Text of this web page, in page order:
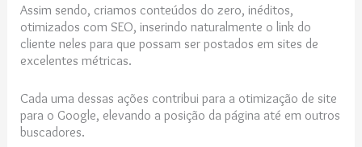
Assim sendo, criamos conteúdos do zero, inéditos,
otimizados com SEO, inserindo naturalmente o link do
cliente neles para que possam ser postados em sites de
excelentes métricas.
Cada uma dessas ações contribui para a otimização de site
para o Google, elevando a posição da página até em outros
buscadores.